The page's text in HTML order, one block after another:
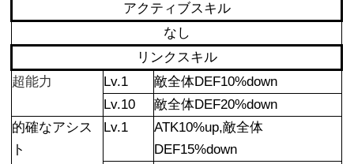
アクティブスキル
なし
リンクスキル
超能力
Lv.1
敵全体DEF10%down
Lv.10
敵全体DEF20%down
的確なアシス
ト
Lv.1
ATK10%up,敵全体
DEF15%down